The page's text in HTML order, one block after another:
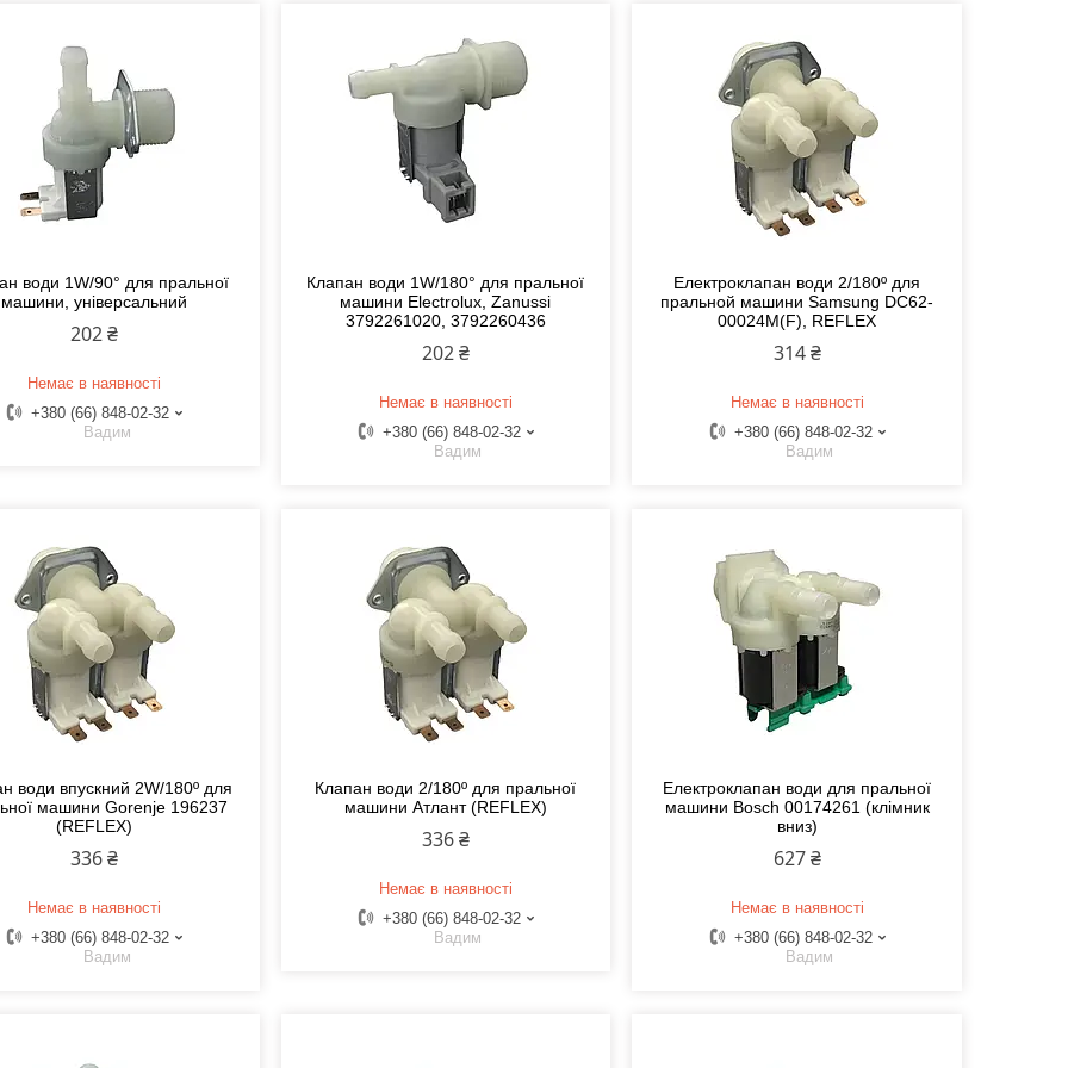
води 1W/90° для пральної
машини, універсальний
202 ₴
Немає в наявності
+380 (66) 848-02-32
Вадим
Клапан води 1W/180° для пральної
машини Electrolux, Zanussi
3792261020, 3792260436
202 ₴
Немає в наявності
+380 (66) 848-02-32
Вадим
Електроклапан води 2/180º для
пральной машини Samsung DC62-
00024M(F), REFLEX
314 ₴
Немає в наявності
+380 (66) 848-02-32
Вадим
води впускний 2W/180º для
машини Gorenje 196237
(REFLEX)
336 ₴
Немає в наявності
+380 (66) 848-02-32
Вадим
Клапан води 2/180º для пральної
машини Атлант (REFLEX)
336 ₴
Немає в наявності
+380 (66) 848-02-32
Вадим
Електроклапан води для пральної
машини Bosch 00174261 (клімник
вниз)
627 ₴
Немає в наявності
+380 (66) 848-02-32
Вадим